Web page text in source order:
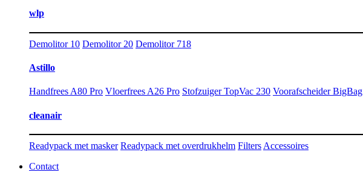
wlp
Demolitor 10 Demolitor 20 Demolitor 718
Astillo
Handfrees A80 Pro Vloerfrees A26 Pro Stofzuiger TopVac 230 Voorafscheider BigBag
cleanair
Readypack met masker Readypack met overdrukhelm Filters Accessoires
Contact